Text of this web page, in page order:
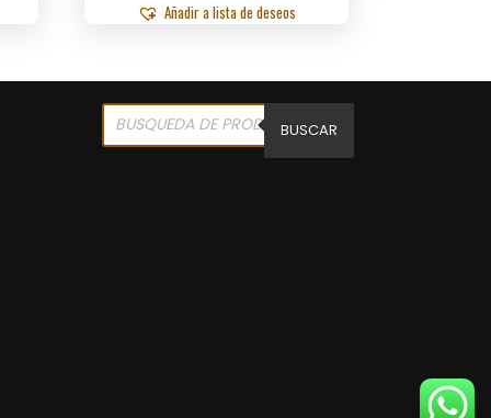
Añadir a lista de deseos
Products
search BUSCAR